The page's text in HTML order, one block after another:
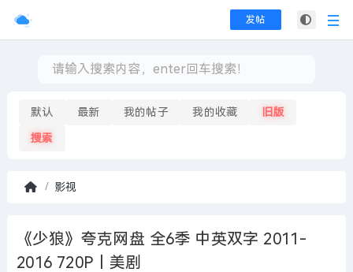
发帖
默认 最新 我的帖子 我的收藏 旧版
搜索
页
影视
《少狼》夸克网盘 全6季 中英双字 2011-
2016 720P丨美剧